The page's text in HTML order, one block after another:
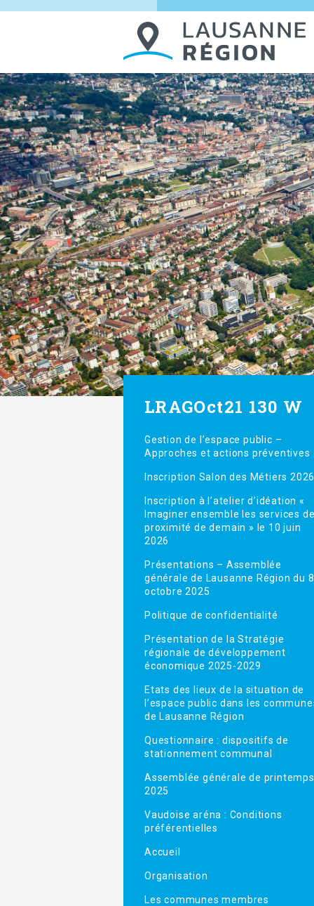
LRAGOct21 130 W
Gestion de l’espace public –
Approches et actions préventives
Inscription Salon des Métiers
Inscription à l’atelier d’idéation «
Imaginer ensemble les services
proximité de demain » le 10 juin
2026
Présentations – Assemblée
générale de Lausanne Région du 8
octobre 2025
Politique de confidentialité
Présentation de la Stratégie
régionale de développement
économique 2025-2029
Etats des lieux de la situation de
l’espace public dans les
de Lausanne Région
Questionnaire : dispositifs de
stationnement communal
Assemblée générale de printemps
2025
Vaudoise aréna : Conditions
préférentielles
Accueil
Organisation
Les communes membres